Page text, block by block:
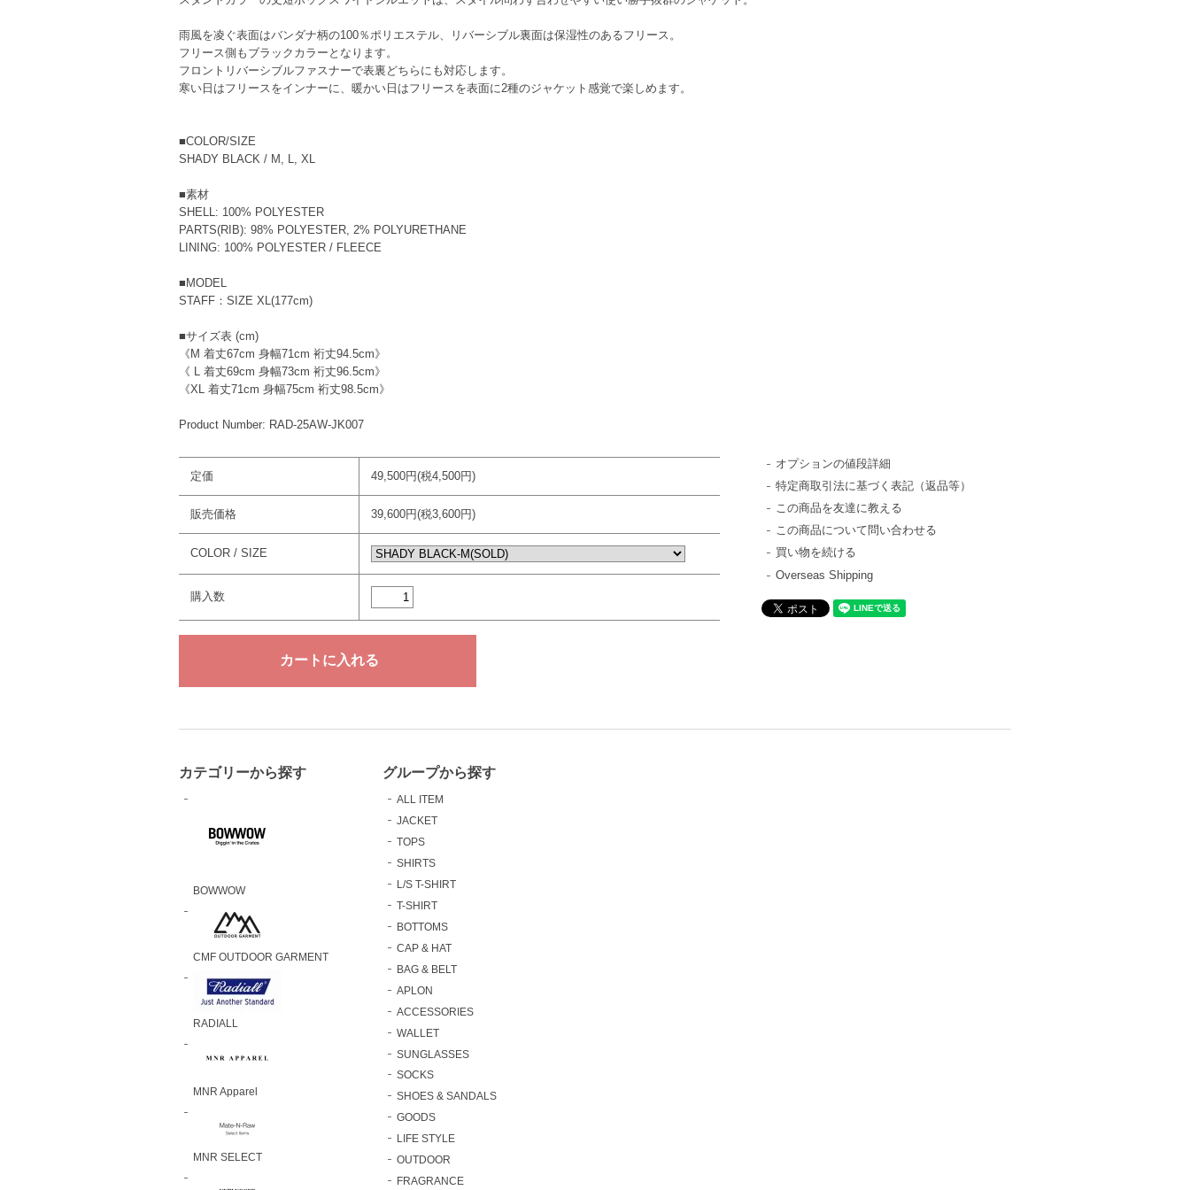
雨風を凌ぐ表面はバンダナ柄の100％ポリエステル、リバーシブル裏面は保湿性のあるフリース。
フリース側もブラックカラーとなります。
フロントリバーシブルファスナーで表裏どちらにも対応します。
寒い日はフリースをインナーに、暖かい日はフリースを表面に2種のジャケット感覚で楽しめます。
■COLOR/SIZE
SHADY BLACK / M, L, XL
■素材
SHELL: 100% POLYESTER
PARTS(RIB): 98% POLYESTER, 2% POLYURETHANE
LINING: 100% POLYESTER / FLEECE
■MODEL
STAFF：SIZE XL(177cm)
■サイズ表 (cm)
《M 着丈67cm 身幅71cm 裄丈94.5cm》
《 L 着丈69cm 身幅73cm 裄丈96.5cm》
《XL 着丈71cm 身幅75cm 裄丈98.5cm》
Product Number: RAD-25AW-JK007
定価 49,500円(税4,500円)
販売価格 39,600円(税3,600円)
COLOR / SIZE
購入数
オプションの値段詳細
特定商取引法に基づく表記（返品等）
この商品を友達に教える
この商品について問い合わせる
買い物を続ける
Overseas Shipping
カテゴリーから探す
BOWWOW
CMF OUTDOOR GARMENT
RADIALL
MNR Apparel
MNR SELECT
グループから探す
ALL ITEM
JACKET
TOPS
SHIRTS
L/S T-SHIRT
T-SHIRT
BOTTOMS
CAP & HAT
BAG & BELT
APLON
ACCESSORIES
WALLET
SUNGLASSES
SOCKS
SHOES & SANDALS
GOODS
LIFE STYLE
OUTDOOR
FRAGRANCE